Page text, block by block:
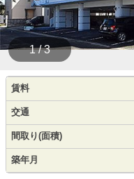
1 / 3
賃料
交通
間取り(面積)
築年月